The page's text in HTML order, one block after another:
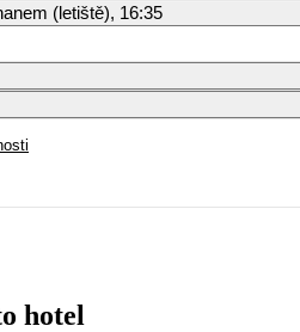
65 169
(letiště), 16:35
hotel